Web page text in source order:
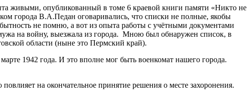
живыми, опубликованный в томе 6 краевой книги памяти «Никто не
города В.А.Педан оговаривались, что списки не полные, якобы
не помню, а вот из опыта работы с учётными документами
на войну, выезжала из города. Мною был обнаружен список, в
области (ныне это Пермский край).
1942 года. И это вполне мог быть военкомат нашего города.
на окончательное принятие решения о месте захоронения.